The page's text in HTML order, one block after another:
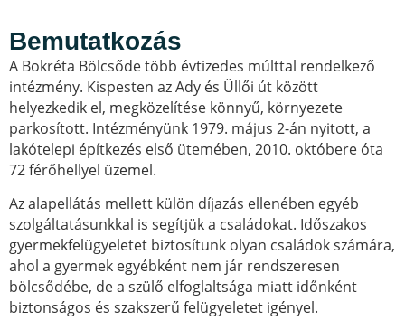
Bemutatkozás
A Bokréta Bölcsőde több évtizedes múlttal rendelkező
intézmény. Kispesten az Ady és Üllői út között
helyezkedik el, megközelítése könnyű, környezete
parkosított. Intézményünk 1979. május 2-án nyitott, a
lakótelepi építkezés első ütemében, 2010. októbere óta
72 férőhellyel üzemel.
Az alapellátás mellett külön díjazás ellenében egyéb
szolgáltatásunkkal is segítjük a családokat. Időszakos
gyermekfelügyeletet biztosítunk olyan családok számára,
ahol a gyermek egyébként nem jár rendszeresen
bölcsődébe, de a szülő elfoglaltsága miatt időnként
biztonságos és szakszerű felügyeletet igényel.